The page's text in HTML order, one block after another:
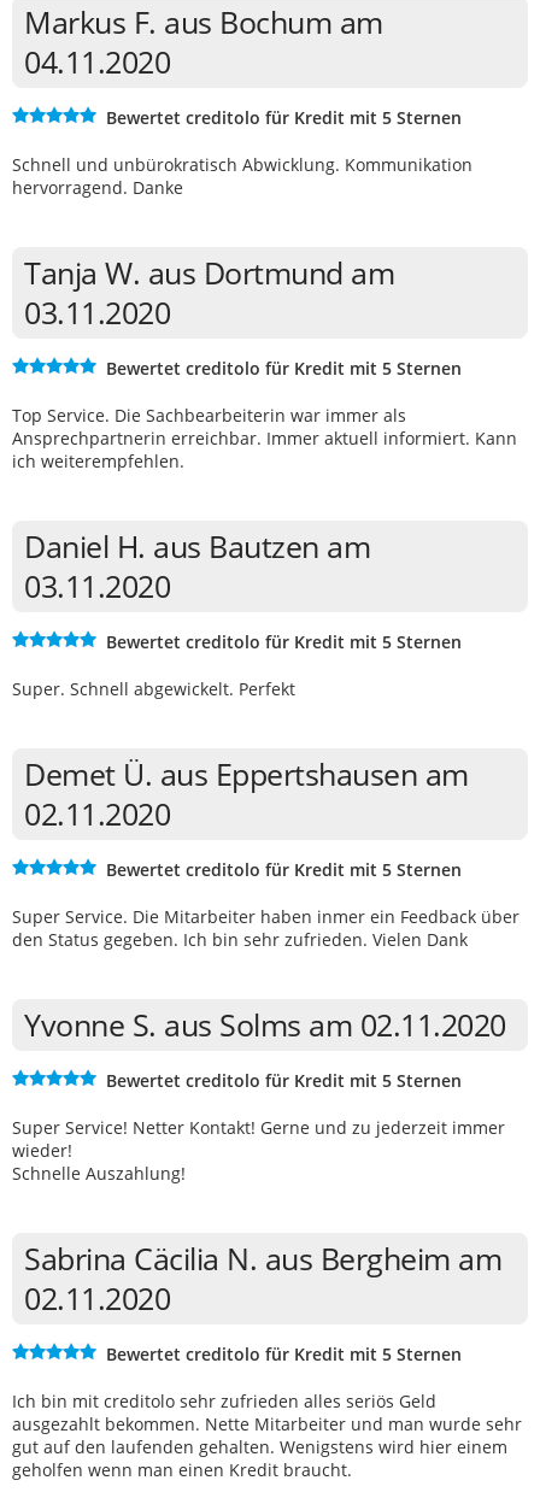
Markus F. aus Bochum am
04.11.2020
Bewertet creditolo für Kredit mit 5 Sternen
Schnell und unbürokratisch Abwicklung. Kommunikation
hervorragend. Danke
Tanja W. aus Dortmund am
03.11.2020
Bewertet creditolo für Kredit mit 5 Sternen
Top Service. Die Sachbearbeiterin war immer als
Ansprechpartnerin erreichbar. Immer aktuell informiert. Kann
ich weiterempfehlen.
Daniel H. aus Bautzen am
03.11.2020
Bewertet creditolo für Kredit mit 5 Sternen
Super. Schnell abgewickelt. Perfekt
Demet Ü. aus Eppertshausen am
02.11.2020
Bewertet creditolo für Kredit mit 5 Sternen
Super Service. Die Mitarbeiter haben inmer ein Feedback über
den Status gegeben. Ich bin sehr zufrieden. Vielen Dank
Yvonne S. aus Solms am 02.11.2020
Bewertet creditolo für Kredit mit 5 Sternen
Super Service! Netter Kontakt! Gerne und zu jederzeit immer
wieder!
Schnelle Auszahlung!
Sabrina Cäcilia N. aus Bergheim am
02.11.2020
Bewertet creditolo für Kredit mit 5 Sternen
Ich bin mit creditolo sehr zufrieden alles seriös Geld
ausgezahlt bekommen. Nette Mitarbeiter und man wurde sehr
gut auf den laufenden gehalten. Wenigstens wird hier einem
geholfen wenn man einen Kredit braucht.